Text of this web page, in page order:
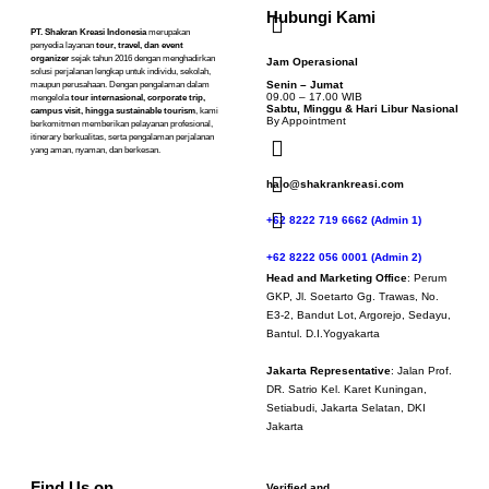
PT. Shakran Kreasi Indonesiamerupakan
penyedia layanan tour, travel, dan event
organizer sejak tahun 2016 dengan menghadirkan
solusi perjalanan lengkap untuk individu, sekolah,
maupun perusahaan. Dengan pengalaman dalam
mengelolatour internasional, corporate trip,
campus visit, hingga sustainable tourism, kami
berkomitmen memberikan pelayanan profesional,
itinerary berkualitas, serta pengalaman perjalanan
yang aman, nyaman, dan berkesan.
Hubungi Kami
Jam Operasional
Senin – Jumat
09.00 – 17.00 WIB
Sabtu, Minggu & Hari Libur Nasional
By Appointment
halo@shakrankreasi.com
+62 8222 719 6662 (Admin 1)
+62 8222 056 0001 (Admin 2)
Head and Marketing Office: Perum
GKP, Jl. Soetarto Gg. Trawas, No.
E3-2, Bandut Lot, Argorejo, Sedayu,
Bantul. D.I.Yogyakarta
Jakarta Representative: Jalan Prof.
DR. Satrio Kel. Karet Kuningan,
Setiabudi, Jakarta Selatan, DKI
Jakarta